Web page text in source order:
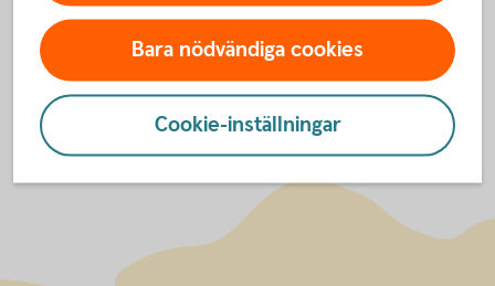
Bara nödvändiga cookies
Cookie-inställningar